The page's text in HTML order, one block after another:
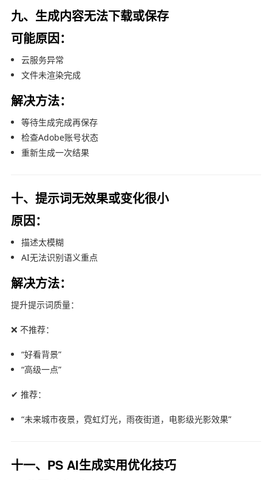
九、生成内容无法下载或保存
可能原因：
云服务异常
文件未渲染完成
解决方法：
等待生成完成再保存
检查Adobe账号状态
重新生成一次结果
十、提示词无效果或变化很小
原因：
描述太模糊
AI无法识别语义重点
解决方法：
提升提示词质量：
❌ 不推荐：
“好看背景”
“高级一点”
✔ 推荐：
“未来城市夜景，霓虹灯光，雨夜街道，电影级光影效果”
十一、PS AI生成实用优化技巧